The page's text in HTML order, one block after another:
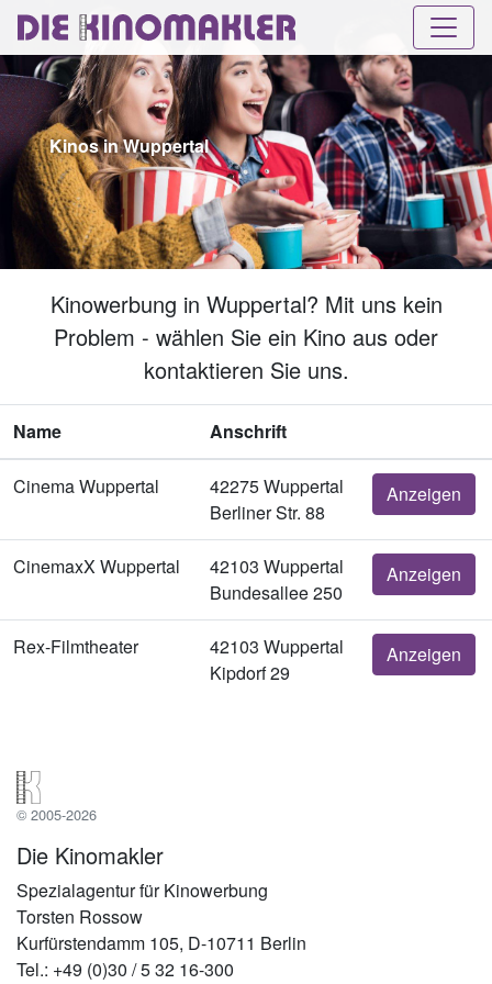
Kinos in Wuppertal
Kinowerbung in Wuppertal? Mit uns kein
Problem - wählen Sie ein Kino aus oder
kontaktieren Sie uns.
Name Anschrift
Cinema Wuppertal
42275 Wuppertal
Berliner Str. 88
Anzeigen
CinemaxX Wuppertal
42103 Wuppertal
Bundesallee 250
Anzeigen
Rex-Filmtheater
42103 Wuppertal
Kipdorf 29
Anzeigen
© 2005-2026
Die Kinomakler
Spezialagentur für Kinowerbung
Torsten Rossow
Kurfürstendamm 105, D-10711 Berlin
Tel.: +49 (0)30 / 5 32 16-300